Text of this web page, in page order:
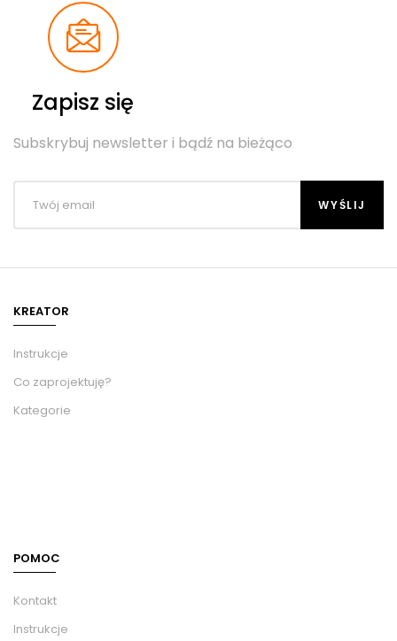
Zapisz się
Subskrybuj newsletter i bądź na bieżąco
KREATOR
Instrukcje
Co zaprojektuję?
Kategorie
POMOC
Kontakt
Instrukcje